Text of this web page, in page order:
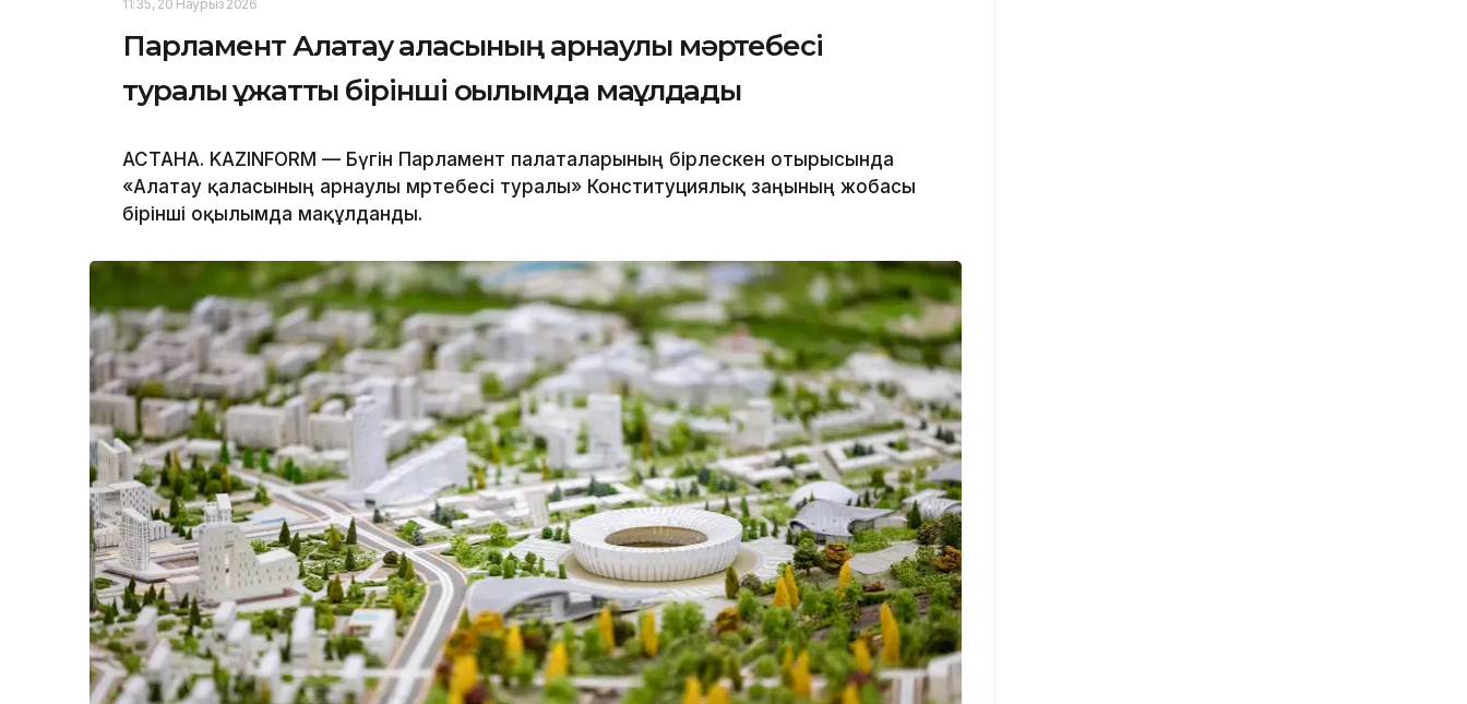
11:35, 20 Наурыз 2026
Парламент Алатау қаласының арнаулы мәртебесі
туралы құжатты бірінші оқылымда мақұлдады
АСТАНА. KAZINFORM — Бүгін Парламент палаталарының бірлескен отырысында
«Алатау қаласының арнаулы мәртебесі туралы» Конституциялық заңының жобасы
бірінші оқылымда мақұлданды.